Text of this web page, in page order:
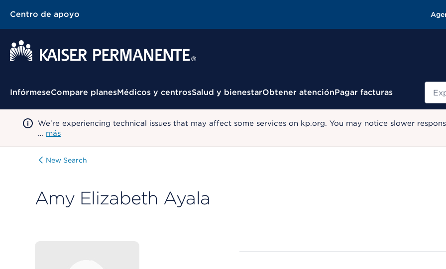
Centro de apoyo
Menú contextual
InfórmeseCompare planesMédicos y centrosSalud y bienestarObtener atenciónPagar facturas
We're experiencing technical issues that may affect some services on kp.org. You may notice slower
… más
New Search
Amy Elizabeth Ayala